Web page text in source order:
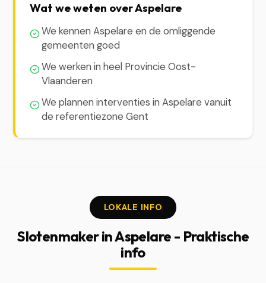
Wat we weten over Aspelare
We kennen Aspelare en de omliggende
gemeenten goed
We werken in heel Provincie Oost-
Vlaanderen
We plannen interventies in Aspelare vanuit
de referentiezone Gent
LOKALE INFO
Slotenmaker in Aspelare - Praktische
info